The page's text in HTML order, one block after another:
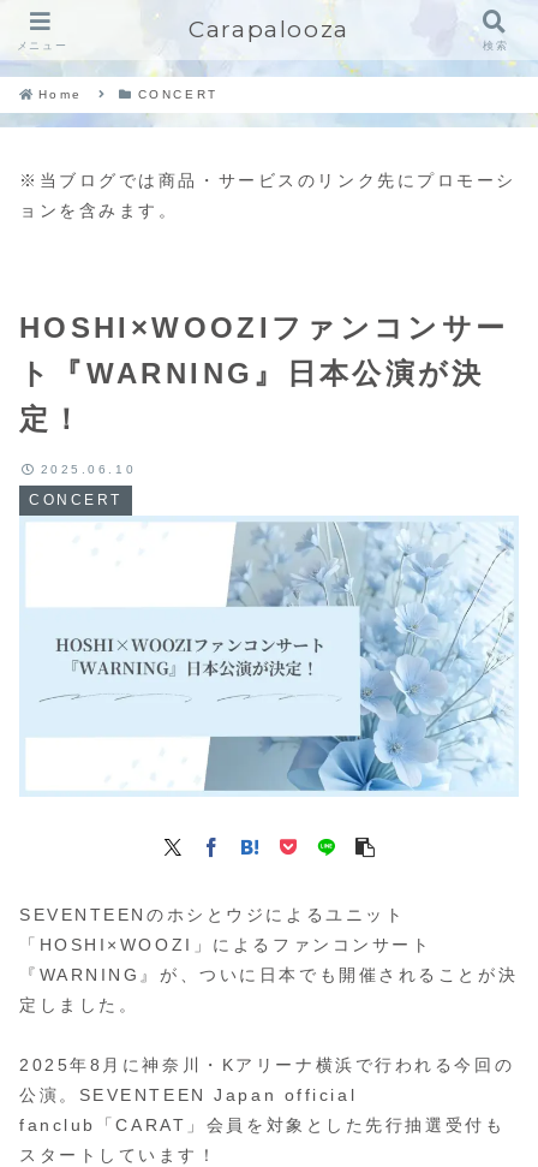
Home CONCERT
HOSHI×WOOZIファンコンサー
ト『WARNING』日本公演が決
定！
※当ブログでは商品・サービスのリンク先にプロモーシ
ョンを含みます。
CONCERT
2025.06.10
SEVENTEENのホシとウジによるユニット
「HOSHI×WOOZI」によるファンコンサート
『WARNING』が、ついに日本でも開催されることが決
定しました。
2025年8月に神奈川・Kアリーナ横浜で行われる今回の
公演。SEVENTEEN Japan official
fanclub「CARAT」会員を対象とした先行抽選受付も
スタートしています！
メニュー
Carapalooza
検索